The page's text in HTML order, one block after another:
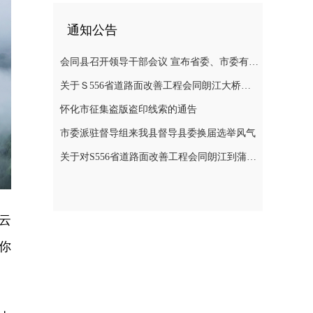
通知公告
会同县召开领导干部会议 宣布省委、市委有关人事安排的决定
关于Ｓ556省道路面改善工程会同朗江大桥至蒲稳路段施工期间实施交通管制的通告
怀化市征集盗版盗印线索的通告
市委派驻督导组来我县督导县委换届选举风气
关于对S556省道路面改善工程会同朗江到蒲稳路段施工期间实行交通管制的通告